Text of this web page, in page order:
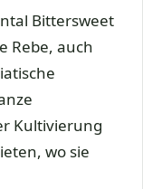
Bittersweet
Rebe, auch
Kultivierung
wo sie